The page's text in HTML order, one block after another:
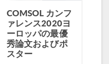
COMSOL カンフ
ァレンス2020ヨ
ーロッパの最優
秀論文およびポ
スター